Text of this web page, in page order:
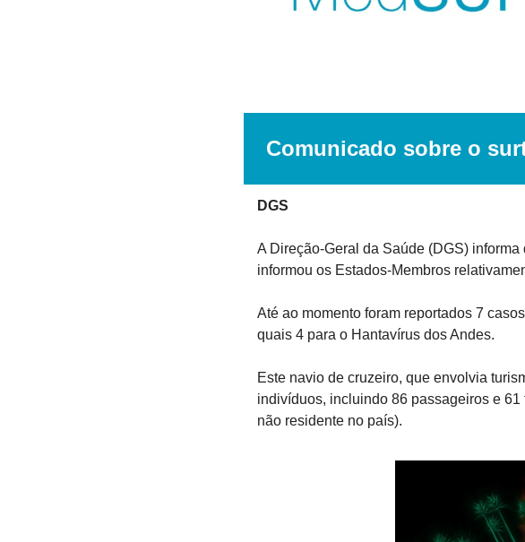
Comunicado sobre o
DGS
A Direção-Geral da Saúde (DGS)
informou os Estados-Membros
Até ao momento foram reportados 7
quais 4 para o Hantavírus dos Andes.
Este navio de cruzeiro, que envolvia
indivíduos, incluindo 86 passageiros e
não residente no país).